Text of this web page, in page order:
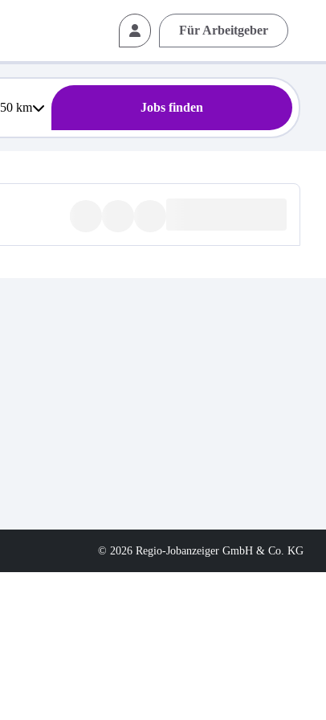
Für Arbeitgeber
50km Jobs finden
© 2026 Regio-Jobanzeiger GmbH & Co. KG